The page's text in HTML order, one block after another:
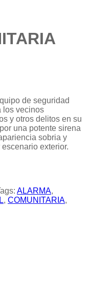
de seguridad
los vecinos
y otros delitos en su
una potente sirena
sobria y
exterior.
ALARMA,
, COMUNITARIA,